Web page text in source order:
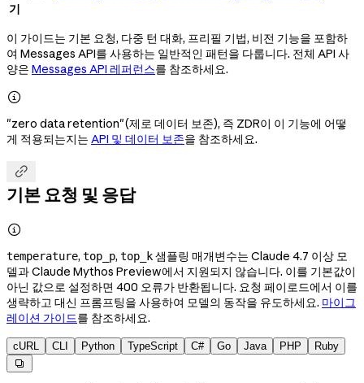
기
이 가이드는 기본 요청, 다중 턴 대화, 프리필 기법, 비전 기능을 포함하
여 Messages API를 사용하는 일반적인 패턴을 다룹니다. 전체 API 사
양은 Messages API 레퍼런스를 참조하세요.

"zero data retention"(제로 데이터 보존), 즉 ZDR이 이 기능에 어떻
게 적용되는지는 API 및 데이터 보존을 참조하세요.

기본 요청 및 응답

temperature, top_p, top_k샘플링 매개변수는 Claude 4.7 이상 모
델과 Claude Mythos Preview에서 지원되지 않습니다. 이를 기본값이
아닌 값으로 설정하면 400 오류가 반환됩니다. 요청 페이로드에서 이를
생략하고 대신 프롬프팅을 사용하여 모델의 동작을 유도하세요. 마이그
레이션 가이드를 참조하세요.
cURL CLI Python TypeScript C# Go Java PHP Ruby
